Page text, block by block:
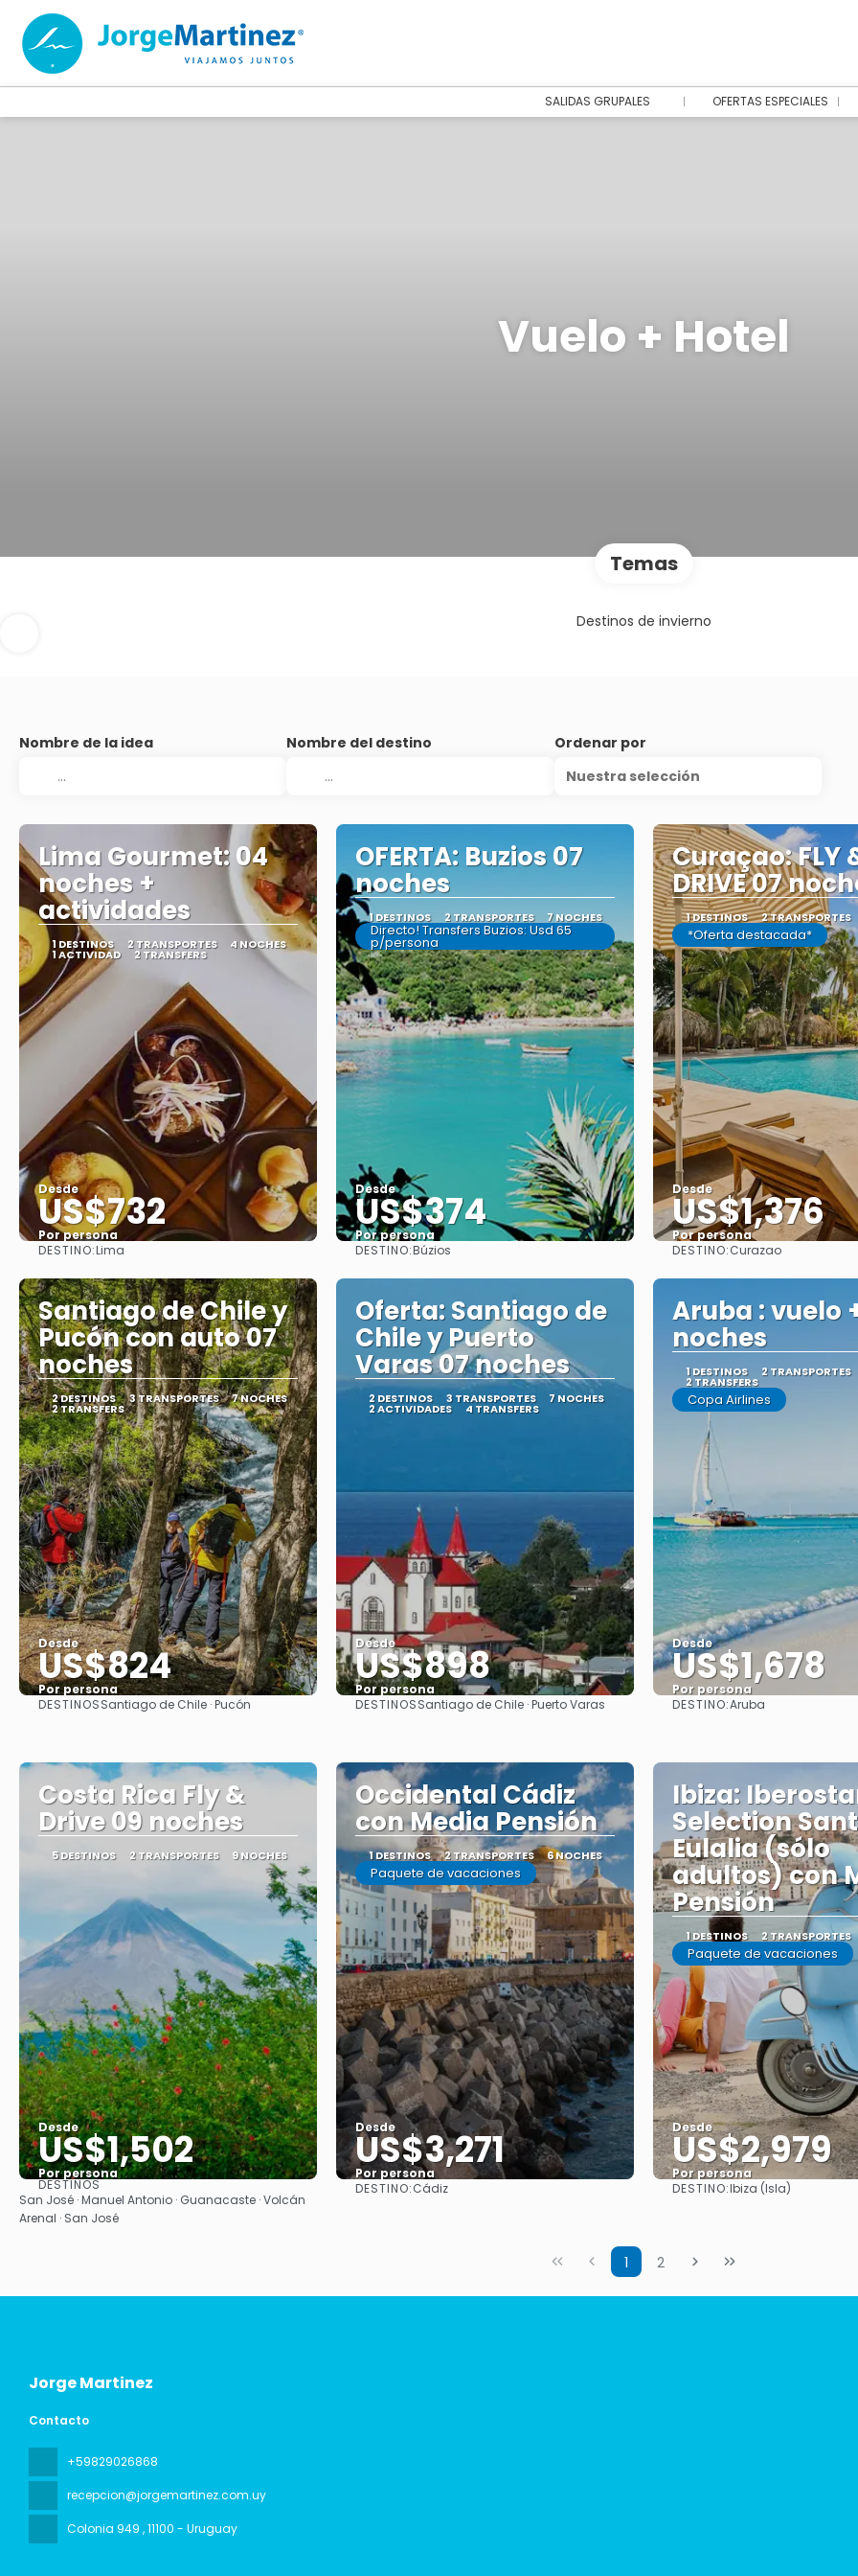
SALIDAS GRUPALES OFERTAS ESPECIALES
Vuelo + Hotel
Temas
Destinos de invierno
Nombre de la idea Nombre del destino
Ordenar por
Nuestra selección
Lima Gourmet: 04
noches +
actividades
1 DESTINOS 2 TRANSPORTES 4 NOCHES
1 ACTIVIDAD 2 TRANSFERS
Desde
US$732
Por persona
DESTINO:Lima
OFERTA: Buzios 07
noches
1 DESTINOS 2 TRANSPORTES 7 NOCHES
Directo! Transfers Buzios: Usd 65
p/persona
Desde
US$374
Por persona
DESTINO:Búzios
Curaçao: FLY
DRIVE 07
1 DESTINOS 2 TRANSPORTES
*Oferta destacada*
Desde
US$1,376
Por persona
DESTINO:Curazao
Santiago de Chile y
Pucón con auto 07
noches
2 DESTINOS 3 TRANSPORTES 7 NOCHES
2 TRANSFERS
Desde
US$824
Por persona
Ver
DESTINOSSantiago de Chile · Pucón
Oferta: Santiago de
Chile y Puerto
Varas 07 noches
2 DESTINOS 3 TRANSPORTES 7 NOCHES
2 ACTIVIDADES 4 TRANSFERS
Desde
US$898
Por persona
Ver
DESTINOSSantiago de Chile · Puerto Varas
Aruba : vuelo
noches
1 DESTINOS 2 TRANSPORTES
2 TRANSFERS
Copa Airlines
Desde
US$1,678
Por persona
DESTINO:Aruba
Costa Rica Fly &
Drive 09 noches
5 DESTINOS 2 TRANSPORTES 9 NOCHES
Desde
US$1,502
Por persona
Ver
DESTINOS
San José · Manuel Antonio · Guanacaste · Volcán
Arenal · San José
Occidental Cádiz
con Media Pensión
1 DESTINOS 2 TRANSPORTES 6 NOCHES
Paquete de vacaciones
Desde
US$3,271
Por persona
DESTINO:Cádiz
Ibiza:
Selection
Eulalia (sólo
adultos) con
Pensión
1 DESTINOS 2 TRANSPORTES
Paquete de vacaciones
Desde
US$2,979
Por persona
DESTINO:Ibiza (Isla)
1 2
Jorge Martinez
Contacto
+59829026868
recepcion@jorgemartinez.com.uy
Colonia 949 , 11100 - Uruguay